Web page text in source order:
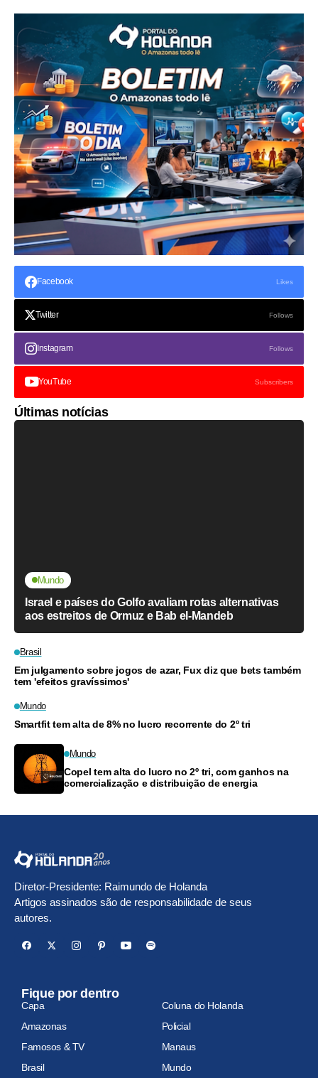
Facebook Likes
Twitter Follows
Instagram Follows
YouTube Subscribers
Últimas notícias
Mundo
Israel e países do Golfo avaliam rotas alternativas
aos estreitos de Ormuz e Bab el-Mandeb
Brasil
Em julgamento sobre jogos de azar, Fux diz que bets também
tem 'efeitos gravíssimos'
Mundo
Smartfit tem alta de 8% no lucro recorrente do 2º tri
Mundo
Copel tem alta do lucro no 2º tri, com ganhos na
comercialização e distribuição de energia
Diretor-Presidente: Raimundo de Holanda
Artigos assinados são de responsabilidade de seus
autores.
Fique por dentro
Capa
Coluna do Holanda
Amazonas
Policial
Famosos & TV
Manaus
Brasil
Mundo